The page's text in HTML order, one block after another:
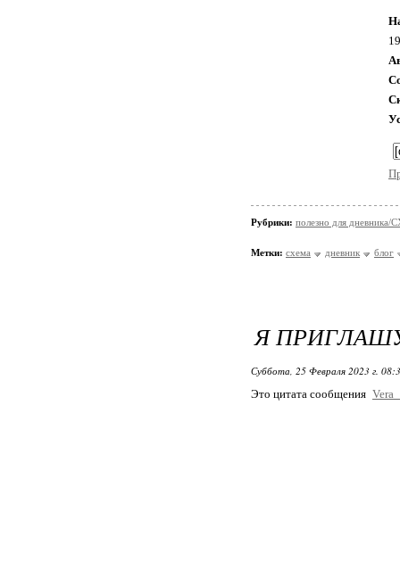
Рубрики: полезно для
Метки: схема дневник блог
Я
Суббота, 25 Февраля 2023 г.
Это цитата сообщения